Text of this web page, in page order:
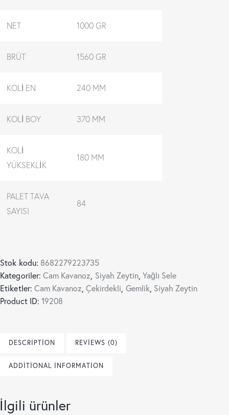
NET 1000 GR
BRÜT 1560 GR
KOLİ EN 240 MM
KOLİ BOY 370 MM
KOLİ
YÜKSEKLİK
180 MM
PALET TAVA
SAYISI
84
Stok kodu: 8682279223735
Kategoriler:Cam Kavanoz Siyah Zeytin, Yağlı Sele
Etiketler:Cam Kavanoz ,Çekirdekli Gemlik Siyah Zeytin
Product ID:19208
DESCRIPTION REVIEWS (0)
ADDITIONAL INFORMATION
İlgili ürünler